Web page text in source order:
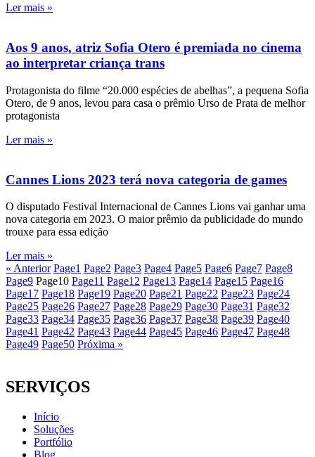
Ler mais »
Aos 9 anos, atriz Sofia Otero é premiada no cinema
ao interpretar criança trans
Protagonista do filme “20.000 espécies de abelhas”, a pequena Sofia
Otero, de 9 anos, levou para casa o prêmio Urso de Prata de melhor
protagonista
Ler mais »
Cannes Lions 2023 terá nova categoria de games
O disputado Festival Internacional de Cannes Lions vai ganhar uma
nova categoria em 2023. O maior prêmio da publicidade do mundo
trouxe para essa edição
Ler mais »
« Anterior Page1 Page2 Page3 Page4 Page5 Page6 Page7 Page8
Page9 Page10 Page11 Page12 Page13 Page14 Page15 Page16
Page17 Page18 Page19 Page20 Page21 Page22 Page23 Page24
Page25 Page26 Page27 Page28 Page29 Page30 Page31 Page32
Page33 Page34 Page35 Page36 Page37 Page38 Page39 Page40
Page41 Page42 Page43 Page44 Page45 Page46 Page47 Page48
Page49 Page50 Próxima »
SERVIÇOS
Início
Soluções
Portfólio
Blog